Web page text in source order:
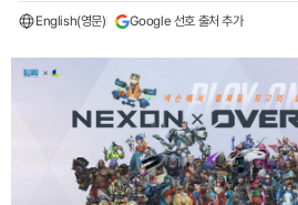
English(영문) Google 선호 출처 추가